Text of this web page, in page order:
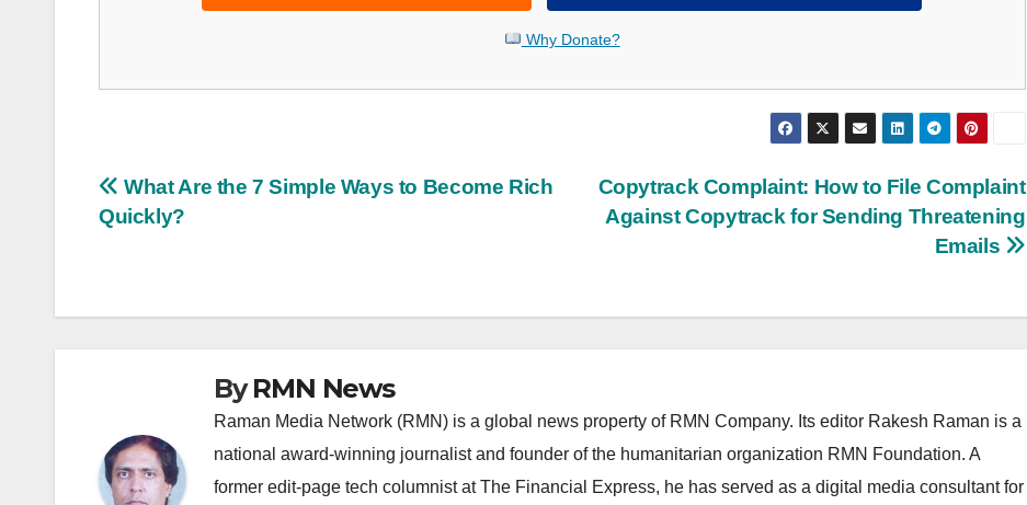
Why Donate?
Post
navigation
Copytrack Complaint: How to File Complaint
Against Copytrack for Sending Threatening
Emails
What Are the 7 Simple Ways to Become Rich
Quickly?
ByRMN News
Raman Media Network (RMN) is a global news property of RMN Company. Its editor Rakesh Raman is a
national award-winning journalist and founder of the humanitarian organization RMN Foundation. A
former edit-page tech columnist at The Financial Express, he has served as a digital media consultant for